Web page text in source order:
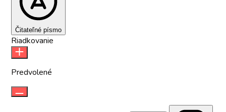
Čitateľné písmo
Riadkovanie
Predvolené